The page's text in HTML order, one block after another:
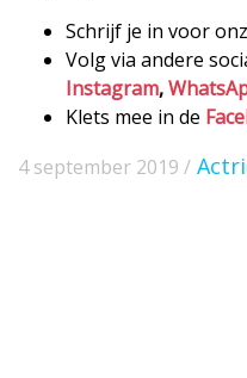
Schrijf je in voor
Volg via andere
Instagram,
Klets mee in de
4 september 2019 /